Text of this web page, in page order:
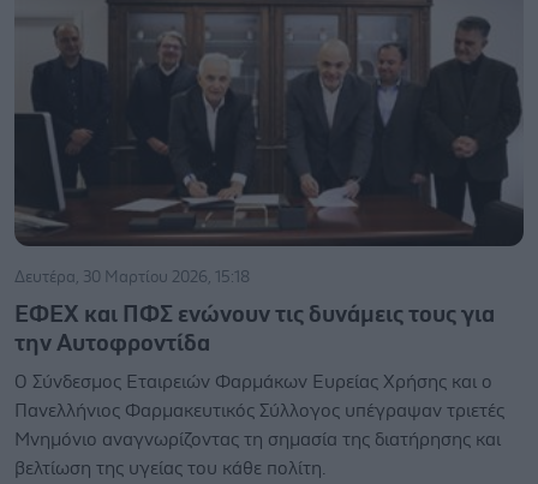
Δευτέρα, 30 Μαρτίου 2026, 15:18
ΕΦΕΧ και ΠΦΣ ενώνουν τις δυνάμεις τους για
την Αυτοφροντίδα
Ο Σύνδεσμος Εταιρειών Φαρμάκων Ευρείας Χρήσης και ο
Πανελλήνιος Φαρμακευτικός Σύλλογος υπέγραψαν τριετές
Μνημόνιο αναγνωρίζοντας τη σημασία της διατήρησης και
βελτίωση της υγείας του κάθε πολίτη.